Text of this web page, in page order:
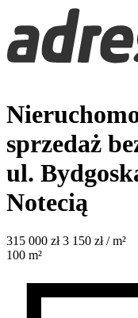
sprzedaż
ul.
Notecią
315 000 zł 3 150 zł / m²
100 m²